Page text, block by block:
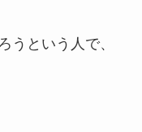
うという人で、